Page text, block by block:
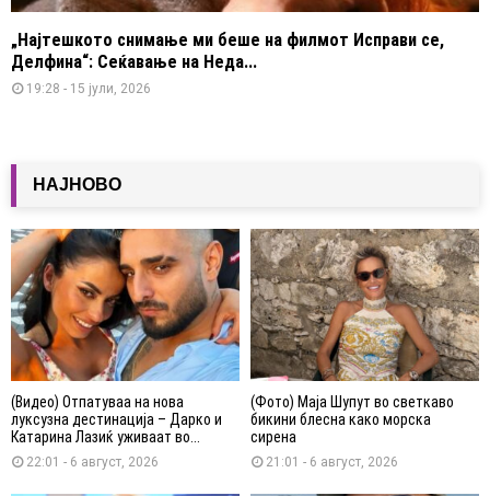
„Најтешкото снимање ми беше на филмот Исправи се,
Делфина“: Сеќавање на Неда...
19:28 - 15 јули, 2026
НАЈНОВО
(Видео) Отпатуваа на нова
луксузна дестинација – Дарко и
Катарина Лазиќ уживаат во...
22:01 - 6 август, 2026
(Фото) Маја Шупут во светкаво
бикини блесна како морска
сирена
21:01 - 6 август, 2026